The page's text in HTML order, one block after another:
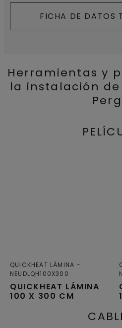
FICHA DE DATOS
Herramientas y
la instalación de
QUICKHEAT LÁMINA
100 X 300 CM
QUICKHEAT LÁMINA
NEUDLQH100X300